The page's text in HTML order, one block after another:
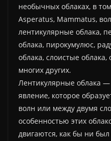
необычных облаках, в
Asperatus, Mammatus,
лентикулярные облака,
облака, пирокумулюс,
облака, слоистые
многих других.
Лентикулярные облака
явление, которое
волн или между двумя
особенностью этих
двигаются, как бы ни